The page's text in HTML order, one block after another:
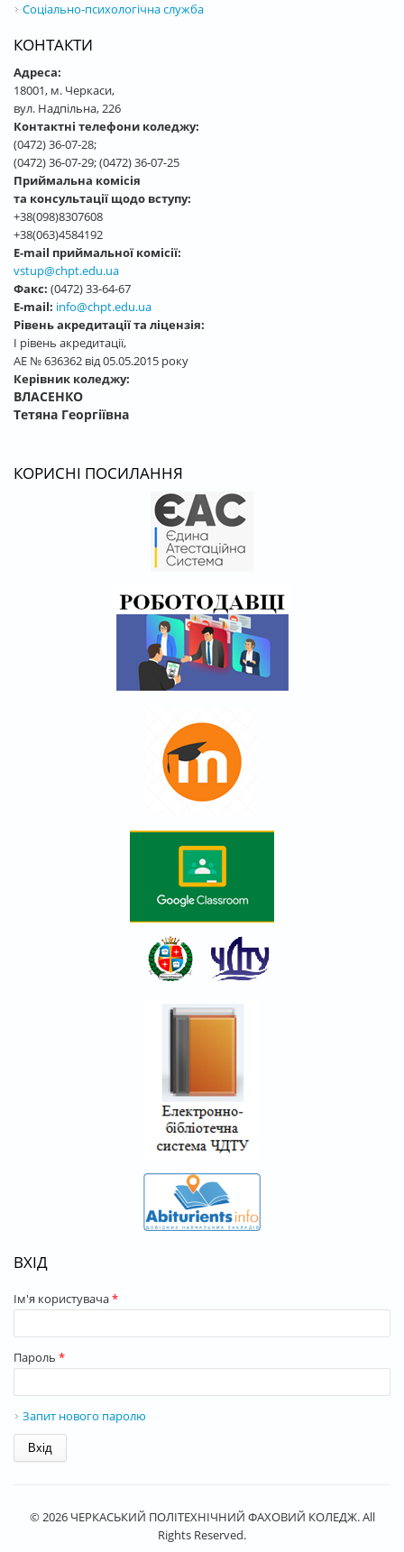
Соціально-психологічна служба
КОНТАКТИ
Адреса:
18001, м. Черкаси,
вул. Надпільна, 226
Контактні телефони коледжу:
(0472) 36-07-28;
(0472) 36-07-29; (0472) 36-07-25
Приймальна комісія
та консультації щодо вступу:
+38(098)8307608
+38(063)4584192
E-mail приймальної комісії:
vstup@chpt.edu.ua
Факс: (0472) 33-64-67
E-mail: info@chpt.edu.ua
Рівень акредитації та ліцензія:
І рівень акредитації,
АЕ № 636362 від 05.05.2015 року
Керівник коледжу:
ВЛАСЕНКО
Тетяна Георгіївна
КОРИСНІ ПОСИЛАННЯ
ВХІД
Ім'я користувача*
Пароль *
Запит нового паролю
© 2026 ЧЕРКАСЬКИЙ ПОЛІТЕХНІЧНИЙ ФАХОВИЙ КОЛЕДЖ. All
Rights Reserved.